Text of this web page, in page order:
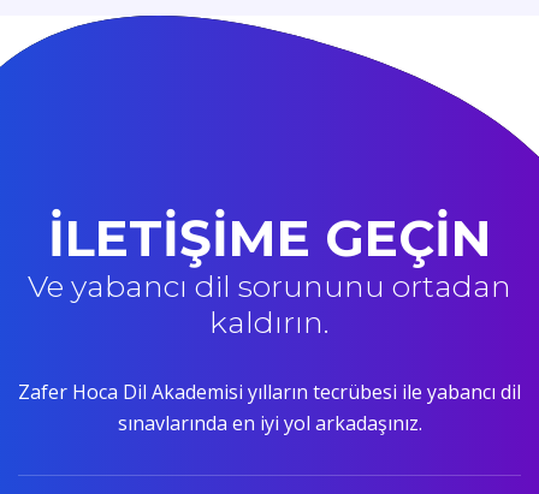
İLETİŞİME GEÇİN
Ve yabancı dil sorununu ortadan
kaldırın.
Zafer Hoca Dil Akademisi yılların tecrübesi ile yabancı dil
sınavlarında en iyi yol arkadaşınız.